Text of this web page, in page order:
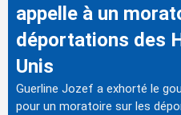
appelle à un
déportations des
Unis
Guerline Jozef a exhorté le
pour un moratoire sur les